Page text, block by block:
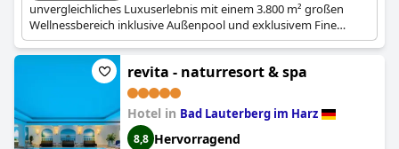
unvergleichliches Luxuserlebnis mit einem 3.800 m² großen
Wellnessbereich inklusive Außenpool und exklusivem Fine
Dining im 'Joseph's' mit Sterneküche. Es gilt als eines der
führenden SPA-Resorts Deutschlands und bietet einen
umfassenden und hochwertigen Wellness-Rückzugsort.
revita - naturresort & spa
Hotel in Bad Lauterberg im Harz
8,8 Hervorragend